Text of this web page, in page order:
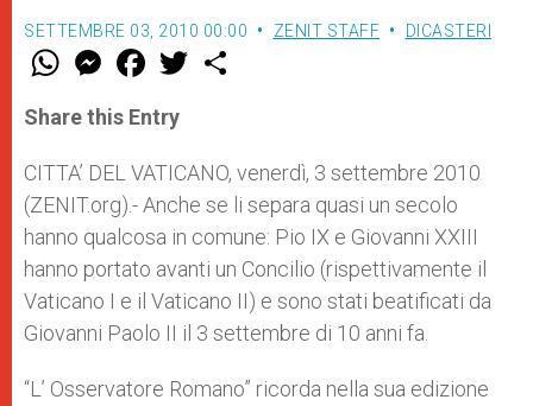
SETTEMBRE 03, 2010 00:00 ZENIT STAFF DICASTERI
W
t
s
p
p
M
e
s
e
g
e
r
F
a
e
b
o
k
w
r
Share this Entry
CITTA’ DEL VATICANO, venerdì, 3 settembre 2010
(ZENIT.org).- Anche se li separa quasi un secolo
hanno qualcosa in comune: Pio IX e Giovanni XXIII
hanno portato avanti un Concilio (rispettivamente il
Vaticano I e il Vaticano II) e sono stati beatificati da
Giovanni Paolo II il 3 settembre di 10 anni fa.
“L’ Osservatore Romano” ricorda nella sua edizione